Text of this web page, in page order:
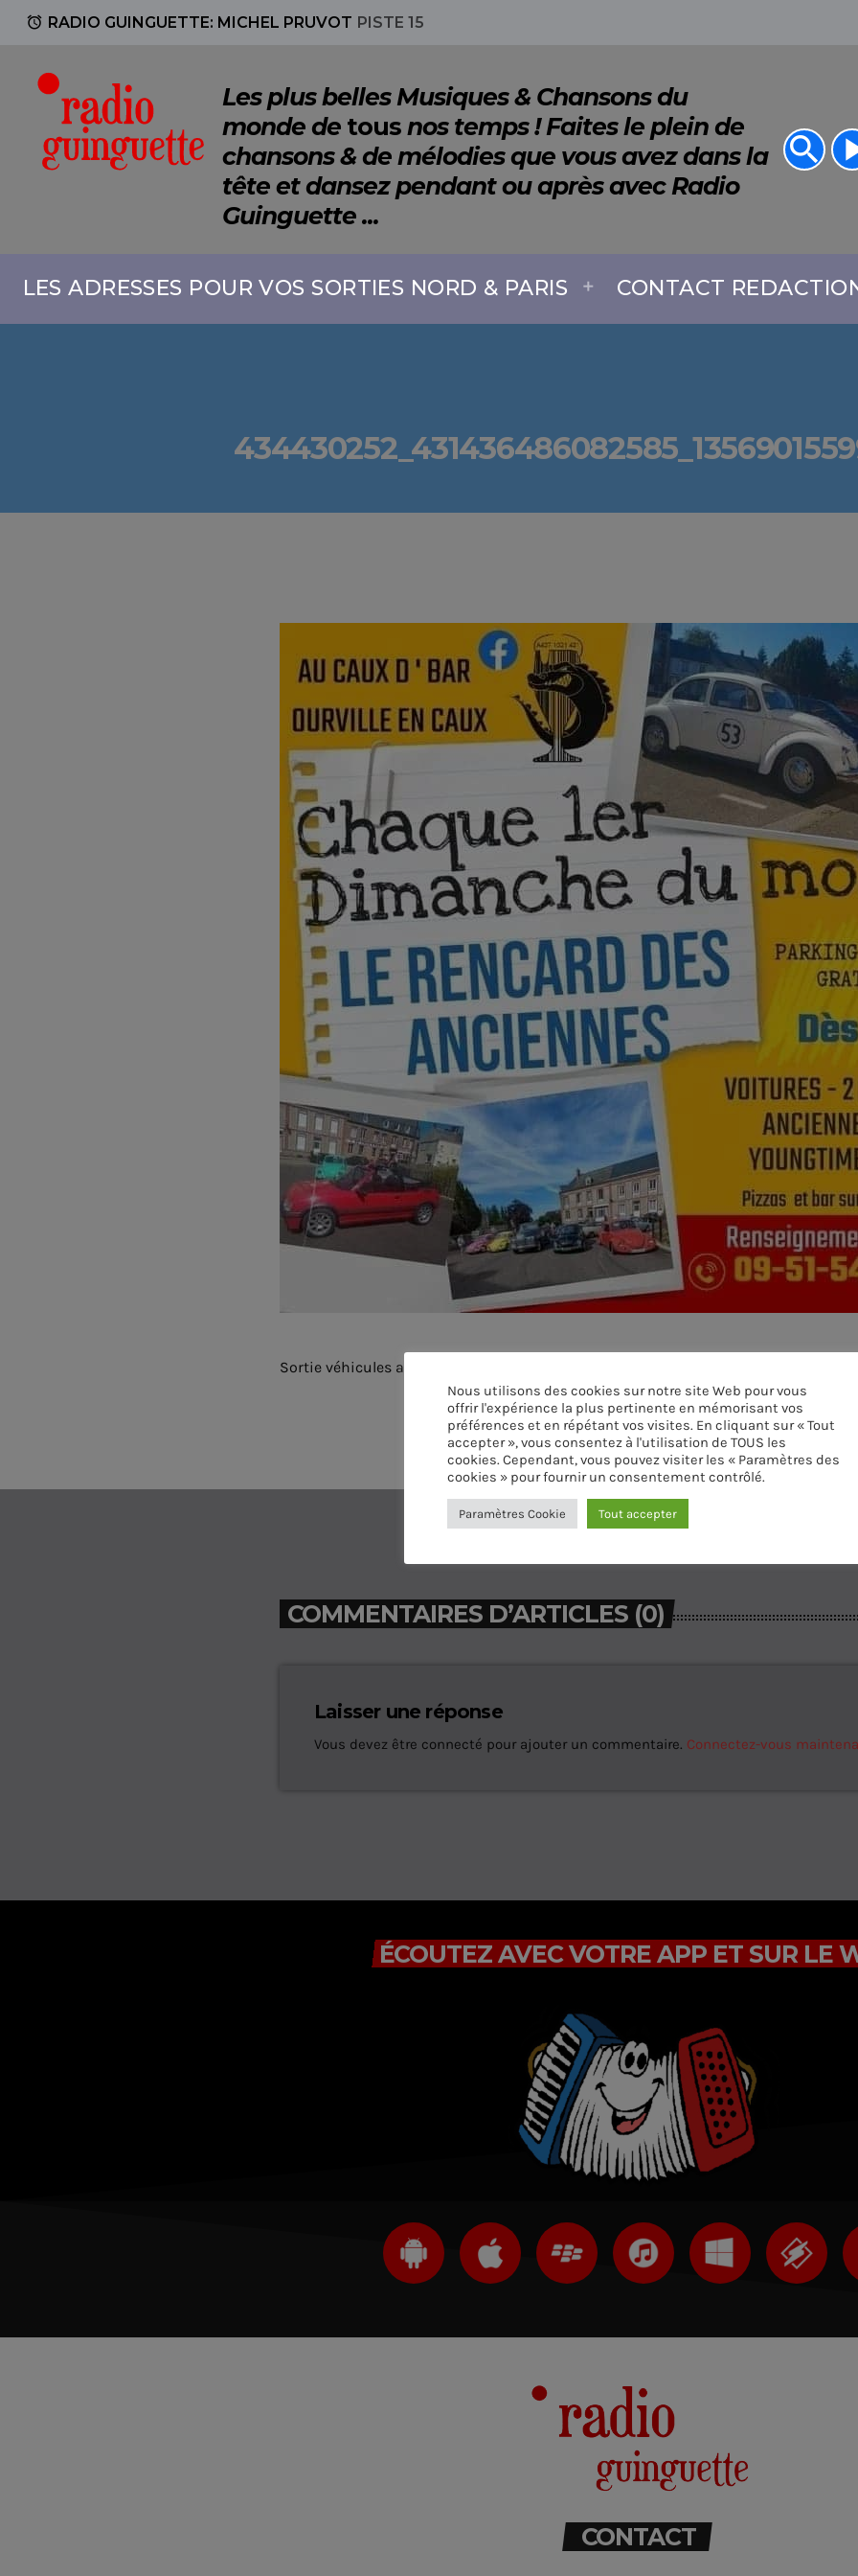
access_alarm RADIO GUINGUETTE: MICHEL PRUVOT PISTE 15
Les plus belles Musiques & Chansons du
monde de tous nos temps ! Faites le plein de
chansons & de mélodies que vous avez dans la
tête et dansez pendant ou après avec Radio
Guinguette ...
LES ADRESSES POUR VOS SORTIES NORD & PARIS CONTACT
search
Sortie véhicules anciens
COMMENTAIRES D’ARTICLES (0)
Laisser une réponse
Vous devez être connecté pour ajouter un commentaire. Connectez-vous
ÉCOUTEZ AVEC VOTRE APP ET SUR LE
CONTACT
Nous utilisons des cookies sur notre site Web pour vous
offrir l'expérience la plus pertinente en mémorisant vos
préférences et en répétant vos visites. En cliquant sur « Tout
accepter », vous consentez à l'utilisation de TOUS les
cookies. Cependant, vous pouvez visiter les « Paramètres des
cookies » pour fournir un consentement contrôlé.
Paramètres Cookie Tout accepter